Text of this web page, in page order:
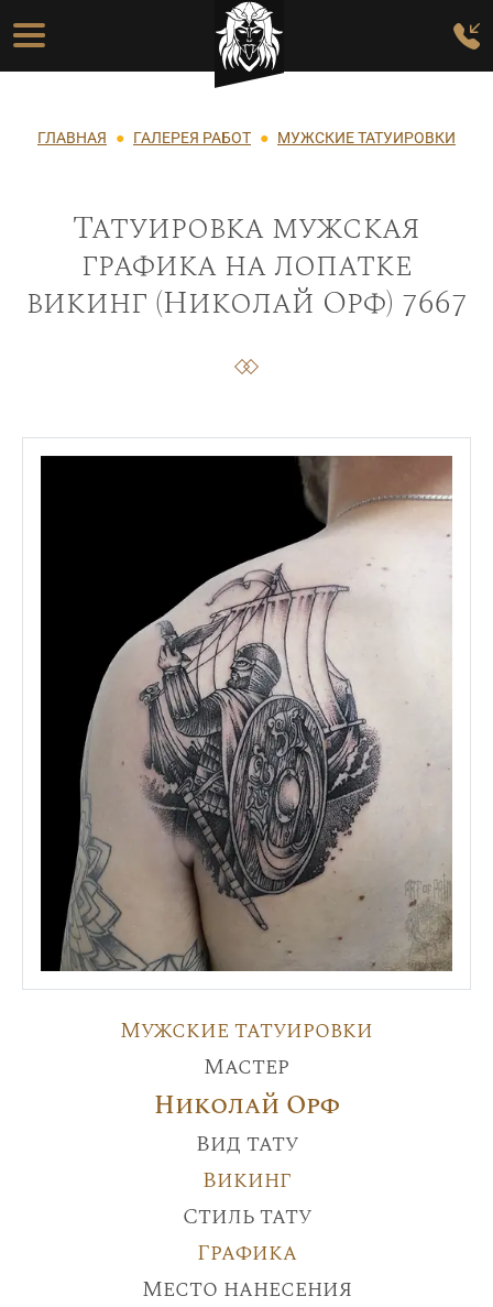
Перейти к основному содержанию
Основная навигация
Строка навигации
ГЛАВНАЯ ГАЛЕРЕЯ РАБОТ МУЖСКИЕ ТАТУИРОВКИ
Татуировка мужская
графика на лопатке
викинг (Николай Орф) 7667
Мужские татуировки
Мастер
Николай Орф
Вид тату
Викинг
Стиль тату
Графика
Место нанесения